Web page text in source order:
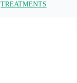
TREATMENTS